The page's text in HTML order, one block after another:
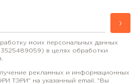
›
моих персональных данных
в целях обработки
рекламных и информационных
ТЭРИ" на указанный email. "Вы